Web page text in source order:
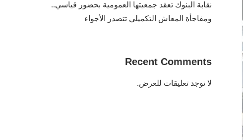
نقابة البنوك تعقد جمعيتها العمومية بحضور قياسي..
ومفاجأة المعاش التكميلي تتصدر الأجواء
Recent Comments
لا توجد تعليقات للعرض.